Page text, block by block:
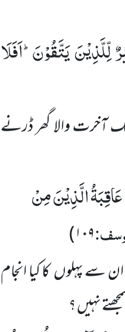
لِّلَّذِیْنَ یَتَّقُوْنَؕ-اَفَلَا
آخرت والا گھر ڈرنے
الَّذِیْنَ مِنْ
۱۰۹)
سے پہلوں کا کیا انجام
نہیں ؟